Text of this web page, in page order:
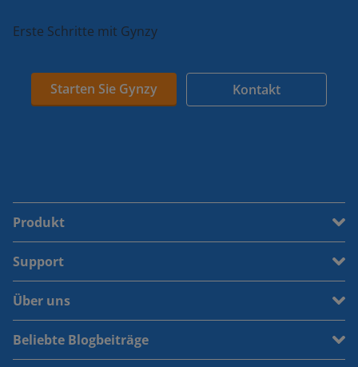
Erste Schritte mit Gynzy
Starten Sie Gynzy Kontakt
Produkt
Support
Über uns
Beliebte Blogbeiträge